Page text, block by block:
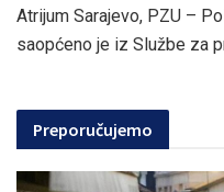
Atrijum Sarajevo, PZU –
saopćeno je iz Službe za
Preporučujemo